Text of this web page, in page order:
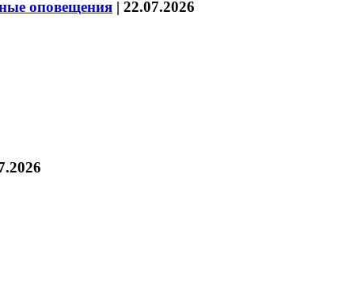
оповещения | 22.07.2026